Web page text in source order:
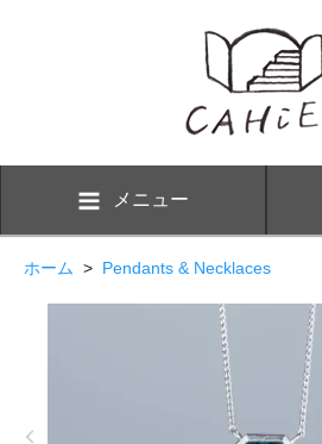
メニュー
ホーム > Pendants & Necklaces